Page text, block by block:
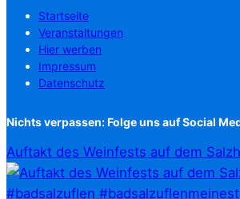
Startseite
Veranstaltungen
Hier werben
Impressum
Datenschutz
Nichts verpassen: Folge uns auf Social
Auftakt des Weinfests auf dem